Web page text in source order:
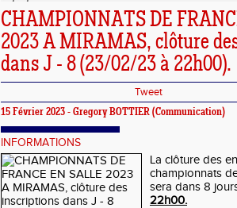
CHAMPIONNATS DE
2023 A MIRAMAS, clôture
dans J - 8 (23/02/23 à 22h00).
Tweet
15 Février 2023 - Gregory BOTTIER (Communication)
INFORMATIONS
La clôture des
championnats
sera dans 8
22h00.